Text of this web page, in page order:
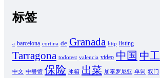
标签
a barcelona cortina de Granada http listing
Tarragona todotest valencia video 中国 中工
中文 中餐馆 保险 冰箱 出菜 加泰罗尼亚 单词 双门